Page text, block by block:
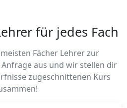
für jedes Fach
Fächer Lehrer zur
aus und wir stellen dir
zugeschnittenen Kurs